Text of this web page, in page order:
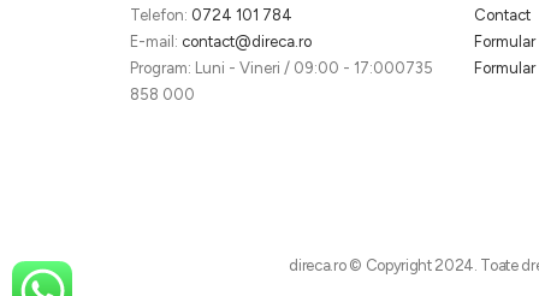
Telefon: 0724 101 784
E-mail: contact@direca.ro
Program: Luni - Vineri / 09:00 - 17:000735
858 000
Contact
direca.ro © Copyright 2024. Toate